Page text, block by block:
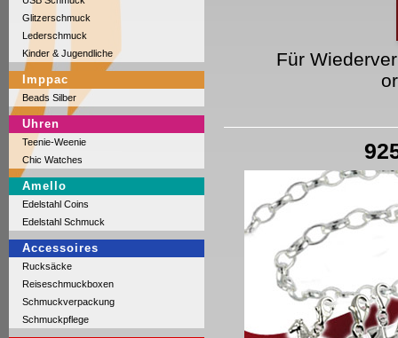
Glitzerschmuck
Lederschmuck
Kinder & Jugendliche
Imppac
Beads Silber
Uhren
Teenie-Weenie
Chic Watches
Amello
Edelstahl Coins
Edelstahl Schmuck
Accessoires
Rucksäcke
Reiseschmuckboxen
Schmuckverpackung
Schmuckpflege
Für